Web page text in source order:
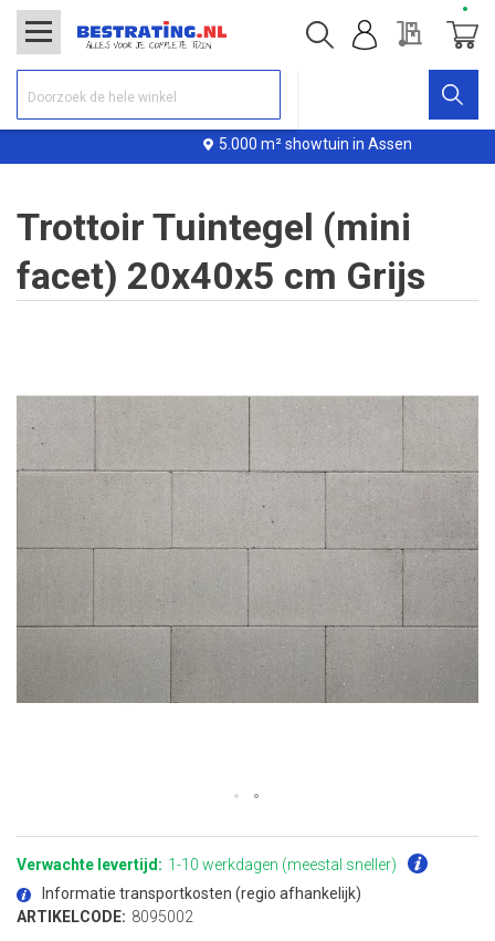
5.000 m² showtuin in Assen
Offerte
Trottoir Tuintegel (mini
facet) 20x40x5 cm Grijs
de
afbeeldingen-
gallerij
naar
begin
de
afbeeldingen-
Verwachte levertijd: 1-10 werkdagen (meestal sneller)
Informatie transportkosten (regio afhankelijk)
ARTIKELCODE: 8095002